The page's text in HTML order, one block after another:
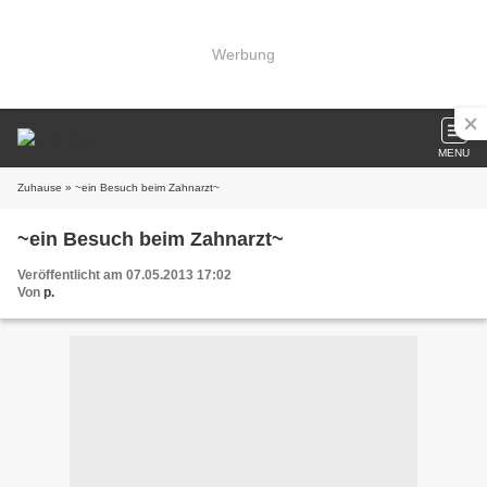
Werbung
MENU
Zuhause » ~ein Besuch beim Zahnarzt~
~ein Besuch beim Zahnarzt~
Veröffentlicht am 07.05.2013 17:02
Von p.